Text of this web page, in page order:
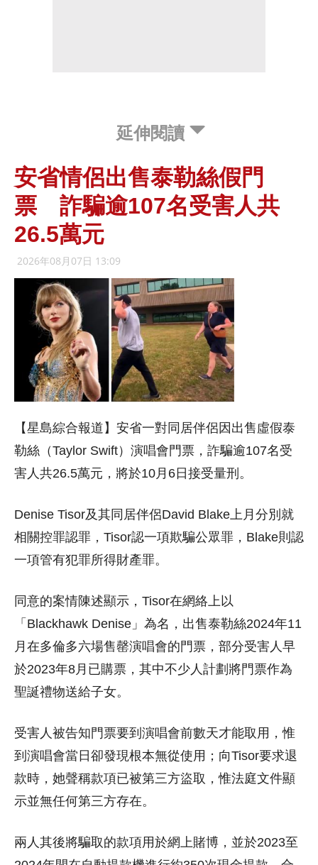
延伸閱讀
安省情侶出售泰勒絲假門
票 詐騙逾107名受害人共
26.5萬元
2026年08月07日 13:09
【星島綜合報道】安省一對同居伴侶因出售虛假泰
勒絲（Taylor Swift）演唱會門票，詐騙逾107名受
害人共26.5萬元，將於10月6日接受量刑。
Denise Tisor及其同居伴侶David Blake上月分別就
相關控罪認罪，Tisor認一項欺騙公眾罪，Blake則認
一項管有犯罪所得財產罪。
同意的案情陳述顯示，Tisor在網絡上以
「Blackhawk Denise」為名，出售泰勒絲2024年11
月在多倫多六場售罄演唱會的門票，部分受害人早
於2023年8月已購票，其中不少人計劃將門票作為
聖誕禮物送給子女。
受害人被告知門票要到演唱會前數天才能取用，惟
到演唱會當日卻發現根本無從使用；向Tisor要求退
款時，她聲稱款項已被第三方盜取，惟法庭文件顯
示並無任何第三方存在。
兩人其後將騙取的款項用於網上賭博，並於2023至